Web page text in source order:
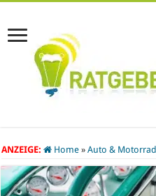
ANZEIGE: Home » Auto & Motorrad